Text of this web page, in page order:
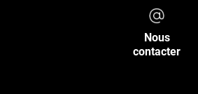
Nous
contacter